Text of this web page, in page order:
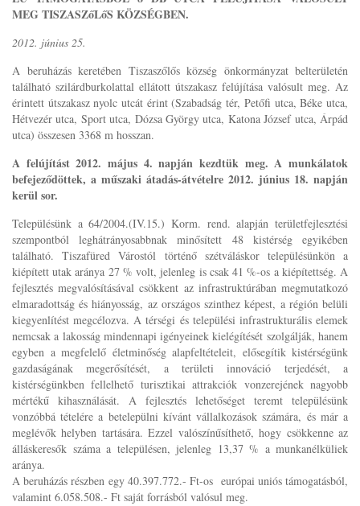
MEG TISZASZőLőS KÖZSÉGBEN.
2012. június 25.
A beruházás keretében Tiszaszőlős község önkormányzat belterületén
található szilárdburkolattal ellátott útszakasz felújítása valósult meg. Az
érintett útszakasz nyolc utcát érint (Szabadság tér, Petőfi utca, Béke utca,
Hétvezér utca, Sport utca, Dózsa György utca, Katona József utca, Árpád
utca) összesen 3368 m hosszan.
A felújítást 2012. május 4. napján kezdtük meg. A munkálatok
befejeződöttek, a műszaki átadás-átvételre 2012. június 18. napján
kerül sor.
Településünk a 64/2004.(IV.15.) Korm. rend. alapján területfejlesztési
szempontból leghátrányosabbnak minősített 48 kistérség egyikében
található. Tiszafüred Várostól történő szétváláskor településünkön a
kiépített utak aránya 27 % volt, jelenleg is csak 41 %-os a kiépítettség. A
fejlesztés megvalósításával csökkent az infrastruktúrában megmutatkozó
elmaradottság és hiányosság, az országos szinthez képest, a régión belüli
kiegyenlítést megcélozva. A térségi és települési infrastrukturális elemek
nemcsak a lakosság mindennapi igényeinek kielégítését szolgálják, hanem
egyben a megfelelő életminőség alapfeltételeit, elősegítik kistérségünk
gazdaságának megerősítését, a területi innováció terjedését, a
kistérségünkben fellelhető turisztikai attrakciók vonzerejének nagyobb
mértékű kihasználását. A fejlesztés lehetőséget teremt településünk
vonzóbbá tételére a betelepülni kívánt vállalkozások számára, és már a
meglévők helyben tartására. Ezzel valószínűsíthető, hogy csökkenne az
álláskeresők száma a településen, jelenleg 13,37 % a munkanélküliek
aránya.
A beruházás részben egy 40.397.772.- Ft-os európai uniós támogatásból,
valamint 6.058.508.- Ft saját forrásból valósul meg.